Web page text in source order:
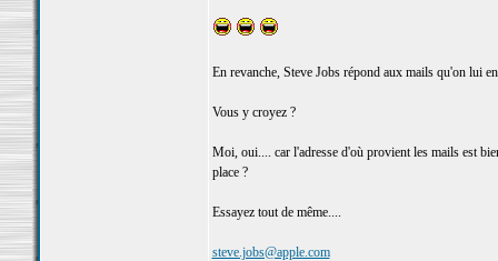
En revanche, Steve Jobs répond aux mails qu'on lui
Vous y croyez ?
Moi, oui.... car l'adresse d'où provient les mails est
place ?
Essayez tout de même....
steve.jobs@apple.com